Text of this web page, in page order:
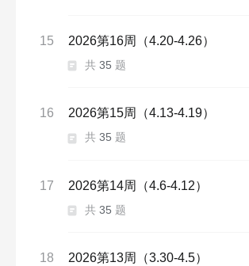
15 2026第16周（4.20-4.26）
共 35 题
16 2026第15周（4.13-4.19）
共 35 题
17 2026第14周（4.6-4.12）
共 35 题
18 2026第13周（3.30-4.5）